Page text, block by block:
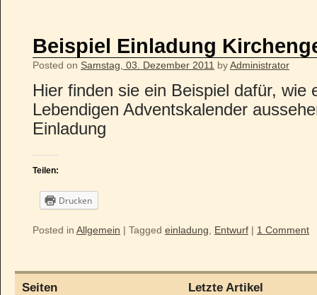
Beispiel Einladung
Posted on Samstag, 03. Dezember 2011 byAdministrator
Hier finden sie ein Beispiel dafür, wie
Lebendigen Adventskalender
Einladung
Teilen:
Drucken
Posted in Allgemein | Tagged einladung Entwurf | 1 Comment
Seiten Letzte Artikel